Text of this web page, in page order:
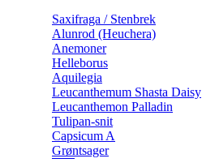
Saxifraga / Stenbrek
Alunrod (Heuchera)
Anemoner
Helleborus
Aquilegia
Leucanthemum Shasta Daisy
Leucanthemon Palladin
Tulipan-snit
Capsicum A
Grøntsager